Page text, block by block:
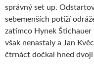
správný set up.
sebemenších potíží
zatímco Hynek
však nenastaly a Jan
čtrnáct dočkal hned dvojí